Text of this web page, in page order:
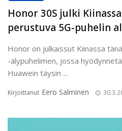
Honor 30S julki
perustuva 5G-puhelin
Honor on julkaissut Kiinassa
-älypuhelimen, jossa
Huawein täysin ...
Kirjoittanut Eero Salminen